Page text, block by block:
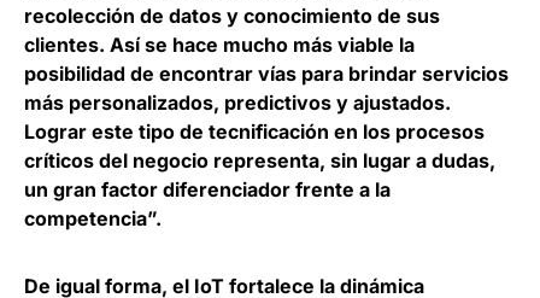
recolección de datos y conocimiento de sus
clientes. Así se hace mucho más viable la
posibilidad de encontrar vías para brindar servicios
más personalizados, predictivos y ajustados.
Lograr este tipo de tecnificación en los procesos
críticos del negocio representa, sin lugar a dudas,
un gran factor diferenciador frente a la
competencia”.
De igual forma, el IoT fortalece la dinámica